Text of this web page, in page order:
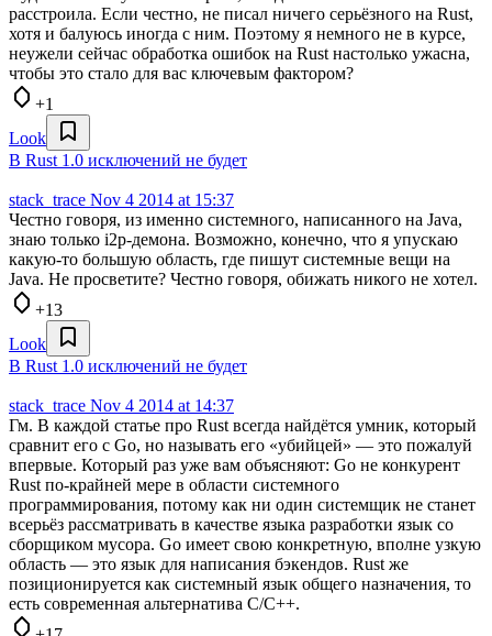
расстроила. Если честно, не писал ничего серьёзного на Rust,
хотя и балуюсь иногда с ним. Поэтому я немного не в курсе,
неужели сейчас обработка ошибок на Rust настолько ужасна,
чтобы это стало для вас ключевым фактором?
+1
Look
В Rust 1.0 исключений не будет
stack_trace Nov 4 2014 at 15:37
Честно говоря, из именно системного, написанного на Java,
знаю только i2p-демона. Возможно, конечно, что я упускаю
какую-то большую область, где пишут системные вещи на
Java. Не просветите? Честно говоря, обижать никого не хотел.
+13
Look
В Rust 1.0 исключений не будет
stack_trace Nov 4 2014 at 14:37
Гм. В каждой статье про Rust всегда найдётся умник, который
сравнит его с Go, но называть его «убийцей» — это пожалуй
впервые. Который раз уже вам объясняют: Go не конкурент
Rust по-крайней мере в области системного
программирования, потому как ни один системщик не станет
всерьёз рассматривать в качестве языка разработки язык со
сборщиком мусора. Go имеет свою конкретную, вполне узкую
область — это язык для написания бэкендов. Rust же
позиционируется как системный язык общего назначения, то
есть современная альтернатива C/С++.